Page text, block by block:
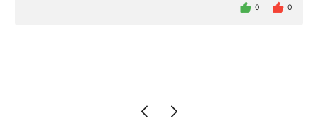
то качество выше всяких похвал. Выглядит
0 0